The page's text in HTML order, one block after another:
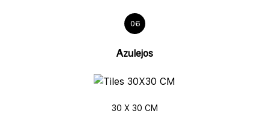
06
Azulejos
30 X 30 CM